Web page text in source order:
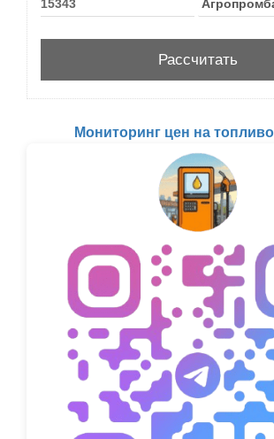
Мониторинг цен на